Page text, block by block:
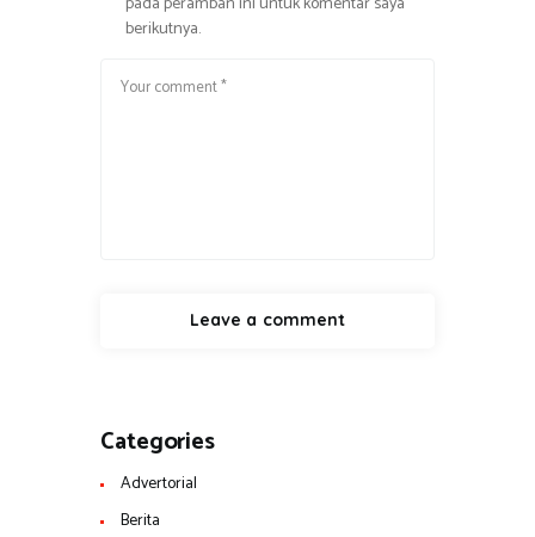
berikutnya.
Categories
Advertorial
Berita